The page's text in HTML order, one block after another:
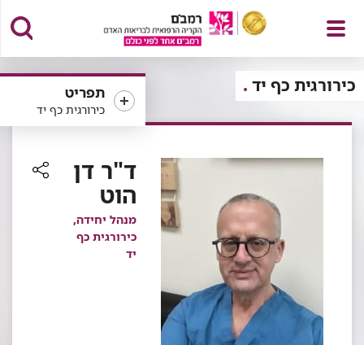
פתח
תפריט
תפריט
כירורגית כף יד
כירורגית כף יד
ד"ר דן
הוט
מנהל יחידה,
כירורגית כף
יד